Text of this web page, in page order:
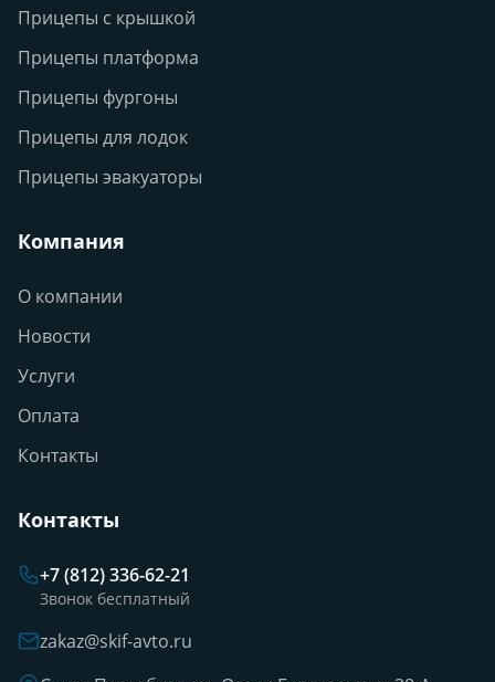
Прицепы с крышкой
Прицепы платформа
Прицепы фургоны
Прицепы для лодок
Прицепы эвакуаторы
Компания
О компании
Новости
Услуги
Оплата
Контакты
Контакты
+7 (812) 336-62-21
Звонок бесплатный
zakaz@skif-avto.ru